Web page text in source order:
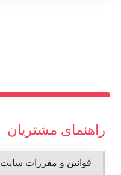
راهنمای مشتریان
قوانین و مقررات سایت